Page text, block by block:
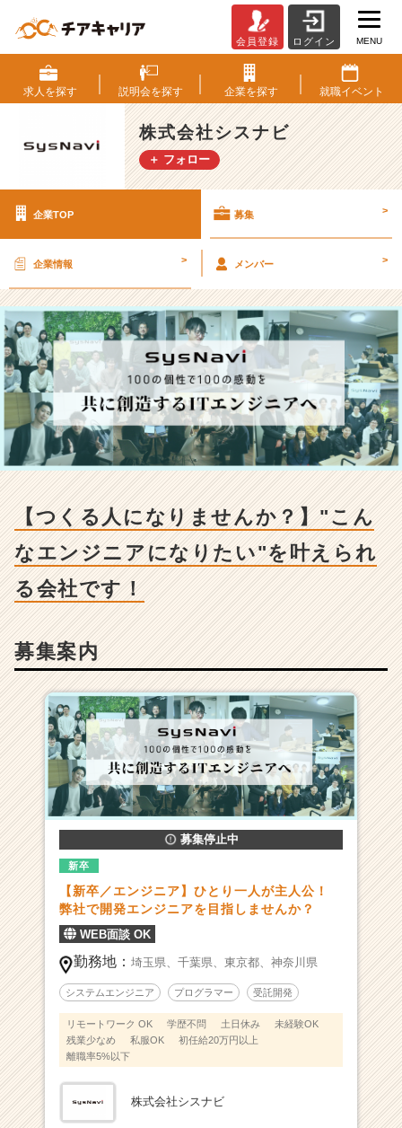
式
会
社
シ
ス
ナ
用/
-
【つ
く
る
人
に
な
り
ま
せ
ん
エ
な
り
た
い"を
叶
え
ら
れ
る
す！
|
ベ
ン
チ
ャ
ー・
成
長
企
か
会員登録 ログイン MENU
求人を探す 説明会を探す 企業を探す 就職イベント
株式会社シスナビ
＋ フォロー
企業TOP 募集 >
企業情報 > メンバー >
【つくる人になりませんか？】"こん
なエンジニアになりたい"を叶えられ
る会社です！
募集案内
募集停止中
新卒
【新卒／エンジニア】ひとり一人が主人公！
弊社で開発エンジニアを目指しませんか？
WEB面談 OK
勤務地： 埼玉県、 千葉県、 東京都、 神奈川県
システムエンジニア プログラマー 受託開発
リモートワーク OK 学歴不問 土日休み
未経験OK
残業少なめ
私服OK
初任給20万円以上
離職率5%以下
株式会社シスナビ